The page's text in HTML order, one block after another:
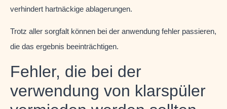
verhindert hartnäckige ablagerungen.
Trotz aller sorgfalt können bei der anwendung fehler passieren,
die das ergebnis beeinträchtigen.
Fehler, die bei der
verwendung von klarspüler